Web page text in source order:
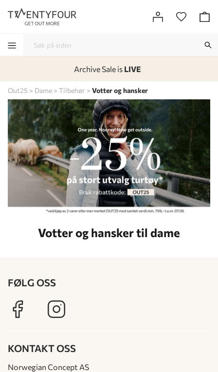
Out25 Dame Tilbehør Votter og hansker
Votter og hansker til dame
FØLG OSS
KONTAKT OSS
Norwegian Concept AS
Archive Sale is LIVE
-
-
-
-